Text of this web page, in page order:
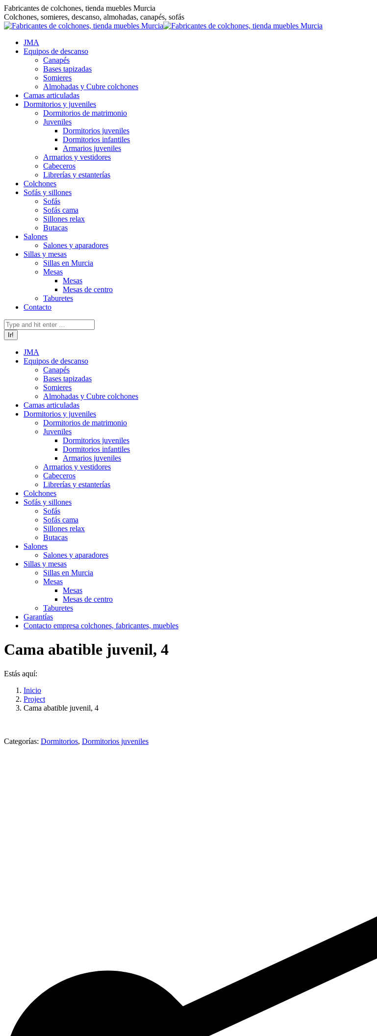
Saltar
al
contenido
Fabricantes de colchones, tienda muebles Murcia
Colchones, somieres, descanso, almohadas, canapés, sofás
JMA
Equipos de descanso
Canapés
Bases tapizadas
Somieres
Almohadas y Cubre colchones
Camas articuladas
Dormitorios y juveniles
Dormitorios de matrimonio
Juveniles
Dormitorios juveniles
Dormitorios infantiles
Armarios juveniles
Armarios y vestidores
Cabeceros
Librerías y estanterías
Colchones
Sofás y sillones
Sofás
Sofás cama
Sillones relax
Butacas
Salones
Salones y aparadores
Sillas y mesas
Sillas en Murcia
Mesas
Mesas
Mesas de centro
Taburetes
Contacto
Buscar:
JMA
Equipos de descanso
Canapés
Bases tapizadas
Somieres
Almohadas y Cubre colchones
Camas articuladas
Dormitorios y juveniles
Dormitorios de matrimonio
Juveniles
Dormitorios juveniles
Dormitorios infantiles
Armarios juveniles
Armarios y vestidores
Cabeceros
Librerías y estanterías
Colchones
Sofás y sillones
Sofás
Sofás cama
Sillones relax
Butacas
Salones
Salones y aparadores
Sillas y mesas
Sillas en Murcia
Mesas
Mesas
Mesas de centro
Taburetes
Garantías
Contacto empresa colchones, fabricantes, muebles
Cama abatible juvenil, 4
Estás aquí:
Inicio
Project
Cama abatible juvenil, 4
Categorías: Dormitorios, Dormitorios juveniles